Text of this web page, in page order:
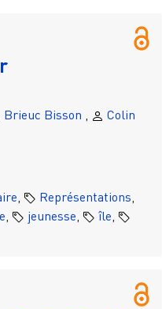
Brieuc Bisson ,
Colin
, Représentations,
, jeunesse, île,